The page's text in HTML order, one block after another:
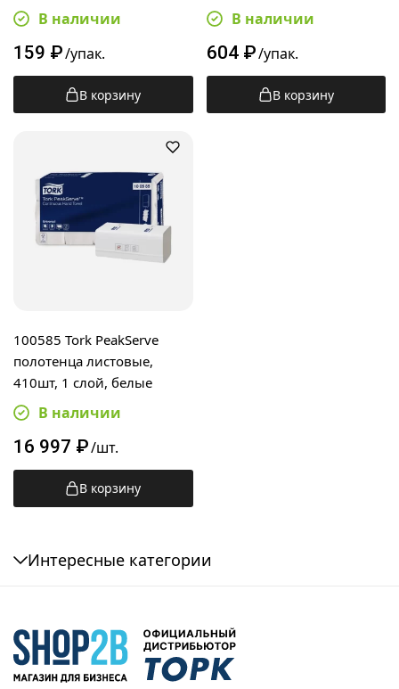
сложения ZZ, белые, 1
слой, 250шт
В наличии
159 ₽/упак.
В корзину
190шт, белые
В наличии
604 ₽/упак.
В корзину
100585 Tork PeakServe
полотенца листовые,
410шт, 1 слой, белые
В наличии
16 997 ₽/шт.
В корзину
Интересные категории